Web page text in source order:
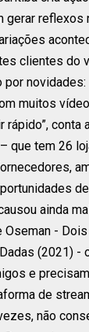
reflexos
clientes do
muitos
conta
que tem 26
ainda
- Dois
(2021)
e
de
não